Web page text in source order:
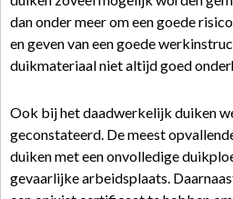
dan onder meer om een goede
en geven van een goede
duikmateriaal niet altijd goed
Ook bij het daadwerkelijk duiken
geconstateerd. De meest
duiken met een onvolledige
gevaarlijke arbeidsplaats.